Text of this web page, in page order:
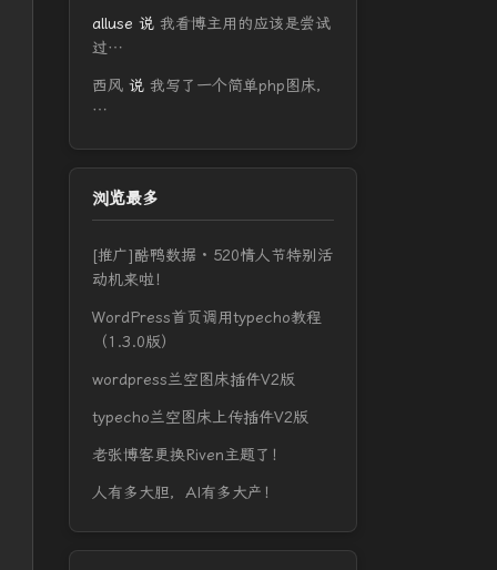
alluse 说 我看博主用的应该是尝试
过…
西风 说 我写了一个简单php图床，
…
浏览最多
[推广]酷鸭数据 · 520情人节特别活
动机来啦！
WordPress首页调用typecho教程
（1.3.0版）
wordpress兰空图床插件V2版
typecho兰空图床上传插件V2版
老张博客更换Riven主题了！
人有多大胆，AI有多大产！